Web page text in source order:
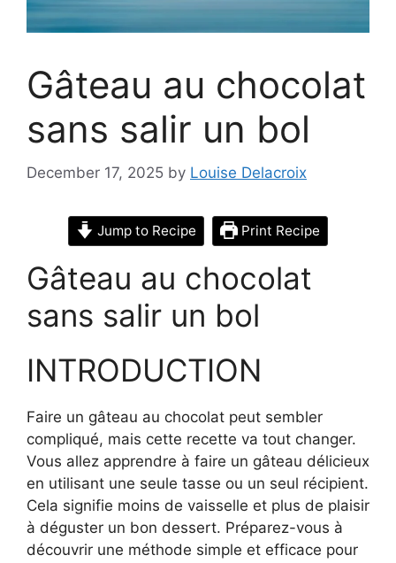
Gâteau au chocolat
sans salir un bol
December 17, 2025 by Louise Delacroix
Jump to Recipe Print Recipe
Gâteau au chocolat
sans salir un bol
INTRODUCTION
Faire un gâteau au chocolat peut sembler
compliqué, mais cette recette va tout changer.
Vous allez apprendre à faire un gâteau délicieux
en utilisant une seule tasse ou un seul récipient.
Cela signifie moins de vaisselle et plus de plaisir
à déguster un bon dessert. Préparez-vous à
découvrir une méthode simple et efficace pour